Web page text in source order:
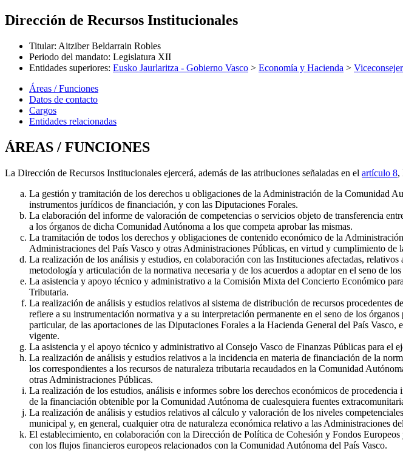
Dirección de Recursos Institucionales
Titular: Aitziber Beldarrain Robles
Periodo del mandato: Legislatura XII
Entidades superiores: Eusko Jaurlaritza - Gobierno Vasco > Economía y Hacienda >
Áreas / Funciones
Datos de contacto
Cargos
Entidades relacionadas
ÁREAS / FUNCIONES
La Dirección de Recursos Institucionales ejercerá, además de las atribuciones señaladas en el artículo 8,
La gestión y tramitación de los derechos u obligaciones de la Administración de la Comunidad
instrumentos jurídicos de financiación, y con las Diputaciones Forales.
La elaboración del informe de valoración de competencias o servicios objeto de transferencia
a los órganos de dicha Comunidad Autónoma a los que competa aprobar las mismas.
La tramitación de todos los derechos y obligaciones de contenido económico de la
Administraciones del País Vasco y otras Administraciones Públicas, en virtud y cumplimiento
La realización de los análisis y estudios, en colaboración con las Instituciones afectadas,
metodología y articulación de la normativa necesaria y de los acuerdos a adoptar en el seno de
La asistencia y apoyo técnico y administrativo a la Comisión Mixta del Concierto Económico
Tributaria.
La realización de análisis y estudios relativos al sistema de distribución de recursos
refiere a su instrumentación normativa y a su interpretación permanente en el seno de los
particular, de las aportaciones de las Diputaciones Forales a la Hacienda General del País
vigente.
La asistencia y el apoyo técnico y administrativo al Consejo Vasco de Finanzas Públicas para el
La realización de análisis y estudios relativos a la incidencia en materia de financiación de la
los correspondientes a los recursos de naturaleza tributaria recaudados en la Comunidad
otras Administraciones Públicas.
La realización de los estudios, análisis e informes sobre los derechos económicos de
de la financiación obtenible por la Comunidad Autónoma de cualesquiera fuentes
La realización de análisis y estudios relativos al cálculo y valoración de los niveles
municipal y, en general, cualquier otra de naturaleza económica relativo a las Administraciones
El establecimiento, en colaboración con la Dirección de Política de Cohesión y Fondos
con los flujos financieros europeos relacionados con la Comunidad Autónoma del País Vasco.